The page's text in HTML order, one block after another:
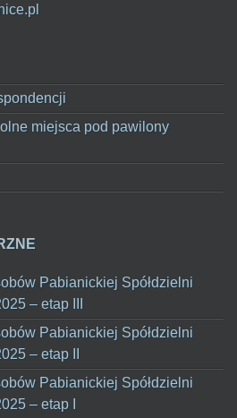
miejsca pod pawilony
Pabianickiej Spółdzielni
– etap III
Pabianickiej Spółdzielni
– etap II
Pabianickiej Spółdzielni
– etap I